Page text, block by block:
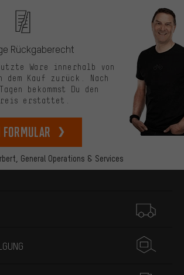
General Operations & Services
Rückgaberecht
Ware innerhalb von
dem Kauf zurück. Nach
bekommst Du den
erstattet.
Formular